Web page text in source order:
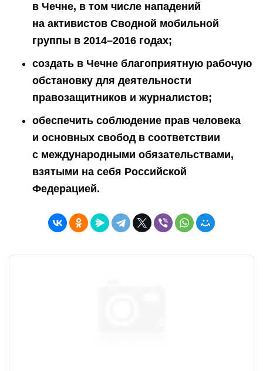
в Чечне, в том числе нападений
на активистов Сводной мобильной
группы в 2014–2016 годах;
создать в Чечне благоприятную рабочую
обстановку для деятельности
правозащитников и журналистов;
обеспечить соблюдение прав человека
и основных свобод в соответствии
с международными обязательствами,
взятыми на себя Российской
Федерацией.